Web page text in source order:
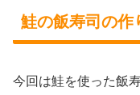
鮭の飯寿司の作
今回は鮭を使った飯